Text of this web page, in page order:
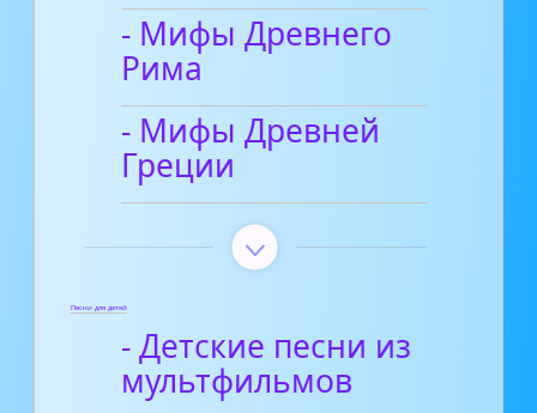
- Мифы Древнего
Рима
- Мифы Древней
Греции
Песни для детей
- Детские песни из
мультфильмов